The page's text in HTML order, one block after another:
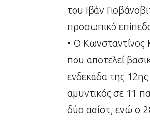
του Ιβάν
προσωπικό
• Ο Κωνσταντίνος
που αποτελεί
ενδεκάδα της
αμυντικός σε 11
δύο ασίστ, ενώ ο